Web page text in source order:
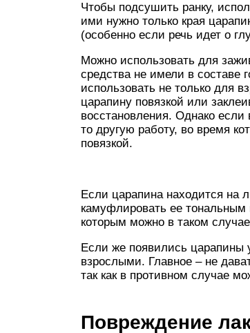
Чтобы подсушить ранку,
ими нужно только края
(особенно если речь идет о
Можно использовать для
средства не имели в составе
использовать не только для
царапину повязкой или
восстановления. Однако
то другую работу, во время
повязкой.
Если царапина находится на
камуфлировать ее
которым можно в таком
Если же появились царапины
взрослыми. Главное – не
так как в противном случае
Повреждение